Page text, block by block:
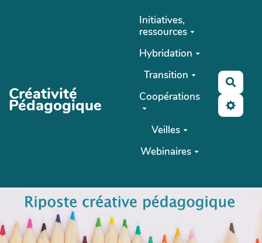
Créativité
Pédagogique
Initiatives,
ressources
Hybridation
Transition
Coopérations
Veilles
Webinaires